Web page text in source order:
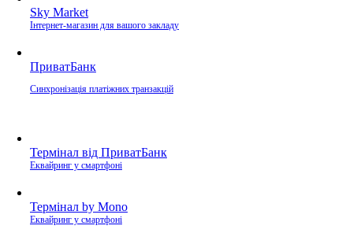
Sky Market
Інтернет-магазин для вашого закладу
ПриватБанк
Синхронізація платіжних транзакцій
Термінал від ПриватБанк
Еквайринг у смартфоні
Термінал by Mono
Еквайринг у смартфоні